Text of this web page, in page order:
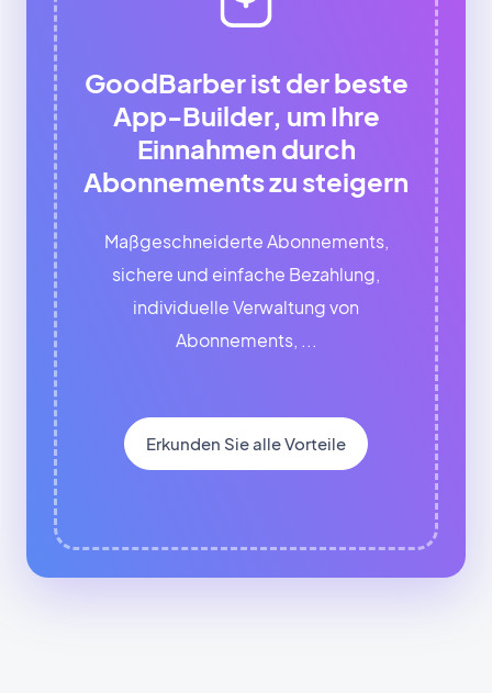
GoodBarber ist der beste
App-Builder, um Ihre
Einnahmen durch
Abonnements zu steigern
Maßgeschneiderte Abonnements,
sichere und einfache Bezahlung,
individuelle Verwaltung von
Abonnements, ...
Erkunden Sie alle Vorteile